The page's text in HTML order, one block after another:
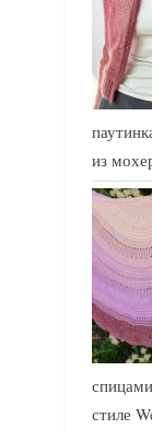
из
стиле